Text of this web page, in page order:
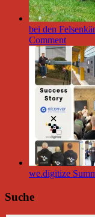
bei den
Comment
we.digitize
Suche